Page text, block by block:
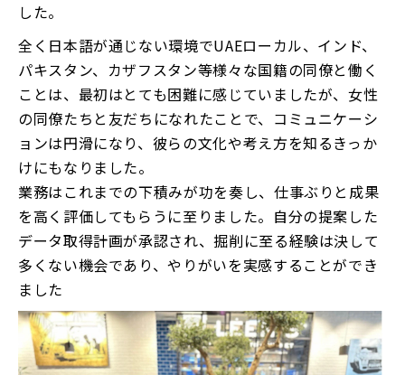
した。
全く日本語が通じない環境でUAEローカル、インド、
パキスタン、カザフスタン等様々な国籍の同僚と働く
ことは、最初はとても困難に感じていましたが、女性
の同僚たちと友だちになれたことで、コミュニケーシ
ョンは円滑になり、彼らの文化や考え方を知るきっか
けにもなりました。
業務はこれまでの下積みが功を奏し、仕事ぶりと成果
を高く評価してもらうに至りました。自分の提案した
データ取得計画が承認され、掘削に至る経験は決して
多くない機会であり、やりがいを実感することができ
ました